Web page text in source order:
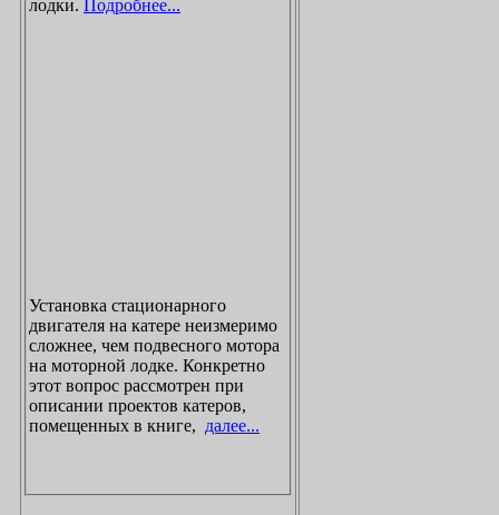
лодки. Подробнее...
Установка стационарного
двигателя на катере неизмеримо
сложнее, чем подвесного мотора
на моторной лодке. Конкретно
этот вопрос рассмотрен при
описании проектов катеров,
помещенных в книге, далее...